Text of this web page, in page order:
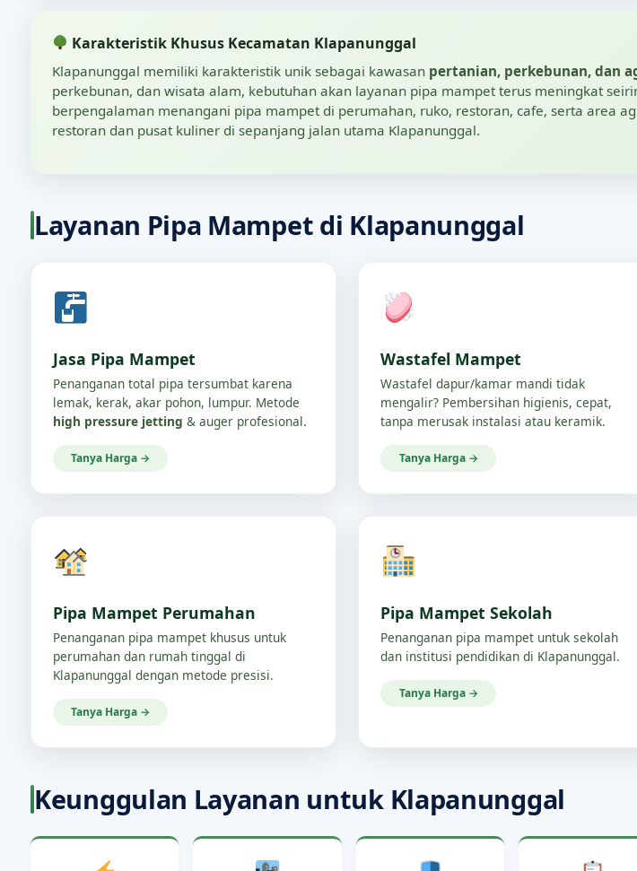
Karakteristik Khusus Kecamatan Klapanunggal
Klapanunggal memiliki karakteristik unik sebagai kawasan pertanian, perkebunan, dan
perkebunan, dan wisata alam, kebutuhan akan layanan pipa mampet terus meningkat
berpengalaman menangani pipa mampet di perumahan, ruko, restoran, cafe, serta area
restoran dan pusat kuliner di sepanjang jalan utama Klapanunggal.
Layanan Pipa Mampet di Klapanunggal
Jasa Pipa Mampet
Penanganan total pipa tersumbat karena
lemak, kerak, akar pohon, lumpur. Metode
high pressure jetting & auger profesional.
Tanya Harga →
Wastafel Mampet
Wastafel dapur/kamar mandi tidak
mengalir? Pembersihan higienis, cepat,
tanpa merusak instalasi atau keramik.
Tanya Harga →
Pipa Mampet Perumahan
Penanganan pipa mampet khusus untuk
perumahan dan rumah tinggal di
Klapanunggal dengan metode presisi.
Tanya Harga →
Pipa Mampet Sekolah
Penanganan pipa mampet untuk sekolah
dan institusi pendidikan di Klapanunggal.
Tanya Harga →
Keunggulan Layanan untuk Klapanunggal